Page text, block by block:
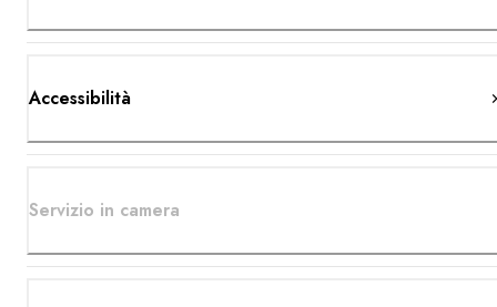
Accessibilità
Servizio in camera